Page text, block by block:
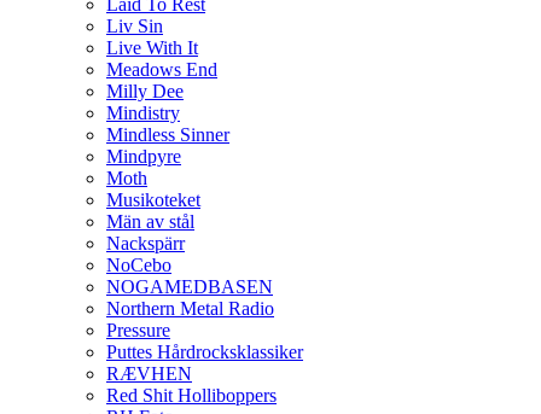
Laid To Rest
Liv Sin
Live With It
Meadows End
Milly Dee
Mindistry
Mindless Sinner
Mindpyre
Moth
Musikoteket
Män av stål
Nackspärr
NoCebo
NOGAMEDBASEN
Northern Metal Radio
Pressure
Puttes Hårdrocksklassiker
RÆVHEN
Red Shit Holliboppers